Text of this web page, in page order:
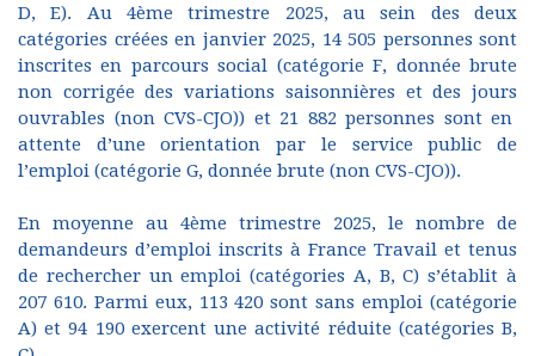
D, E). Au 4ème trimestre 2025, au sein des deux
catégories créées en janvier 2025, 14 505 personnes sont
inscrites en parcours social (catégorie F, donnée brute
non corrigée des variations saisonnières et des jours
ouvrables (non CVS-CJO)) et 21 882 personnes sont en
attente d’une orientation par le service public de
l’emploi (catégorie G, donnée brute (non CVS-CJO)).
En moyenne au 4ème trimestre 2025, le nombre de
demandeurs d’emploi inscrits à France Travail et tenus
de rechercher un emploi (catégories A, B, C) s’établit à
207 610. Parmi eux, 113 420 sont sans emploi (catégorie
A) et 94 190 exercent une activité réduite (catégories B,